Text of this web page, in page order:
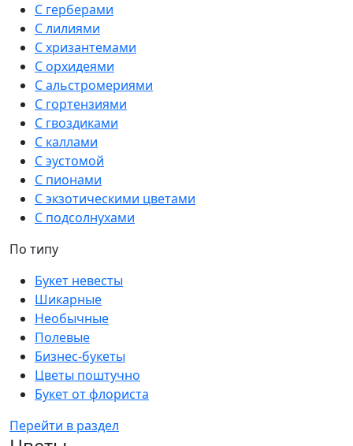
С герберами
С лилиями
С хризантемами
С орхидеями
С альстромериями
С гортензиями
С гвоздиками
С каллами
С эустомой
С пионами
С экзотическими цветами
С подсолнухами
По типу
Букет невесты
Шикарные
Необычные
Полевые
Бизнес-букеты
Цветы поштучно
Букет от флориста
Перейти в раздел